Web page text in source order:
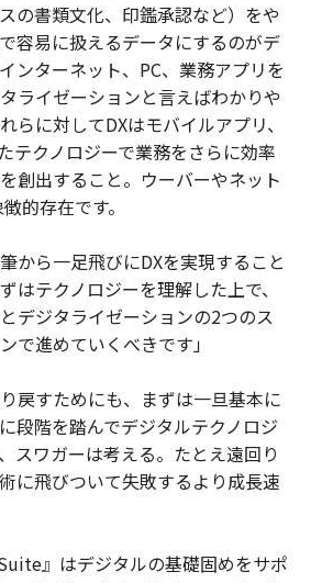
の書類文化、印鑑承認など）をや
容易に扱えるデータにするのがデ
ンターネット、PC、業務アプリを
ライゼーションと言えばわかりや
らに対してDXはモバイルアプリ、
テクノロジーで業務をさらに効率
創出すること。ウーバーやネット
的存在です。
から一足飛びにDXを実現すること
はテクノロジーを理解した上で、
デジタライゼーションの2つのス
で進めていくべきです」
戻すためにも、まずは一旦基本に
段階を踏んでデジタルテクノロジ
スワガーは考える。たとえ遠回り
に飛びついて失敗するより成長速
』はデジタルの基礎固めをサポ